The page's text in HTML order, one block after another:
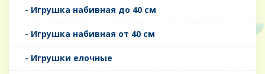
- Игрушка набивная до 40 см
- Игрушка набивная от 40 см
- Игрушки елочные